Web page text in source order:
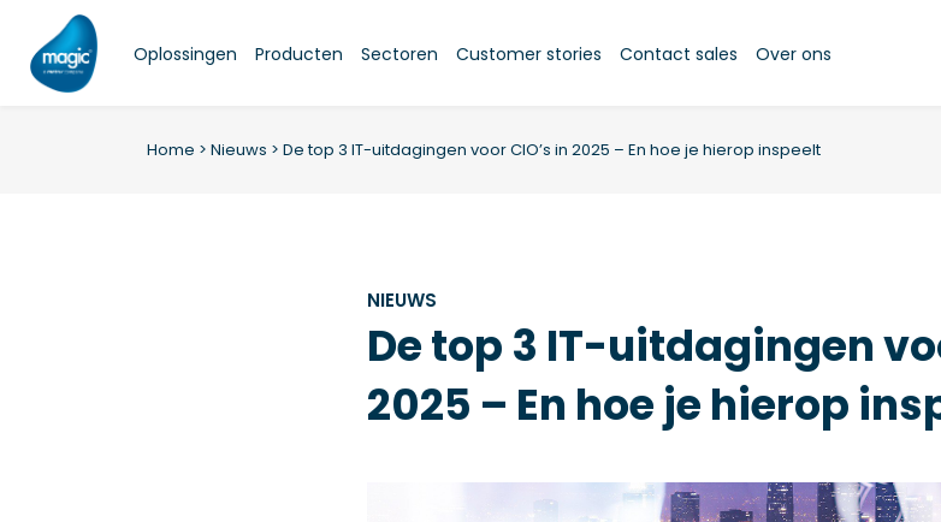
content
Oplossingen Producten Sectoren Customer stories Contact sales Over ons
Home > Nieuws > De top 3 IT-uitdagingen voor CIO’s in 2025 – En hoe je hierop inspeelt
NIEUWS
De top 3 IT-uitdagingen
2025 – En hoe je hierop